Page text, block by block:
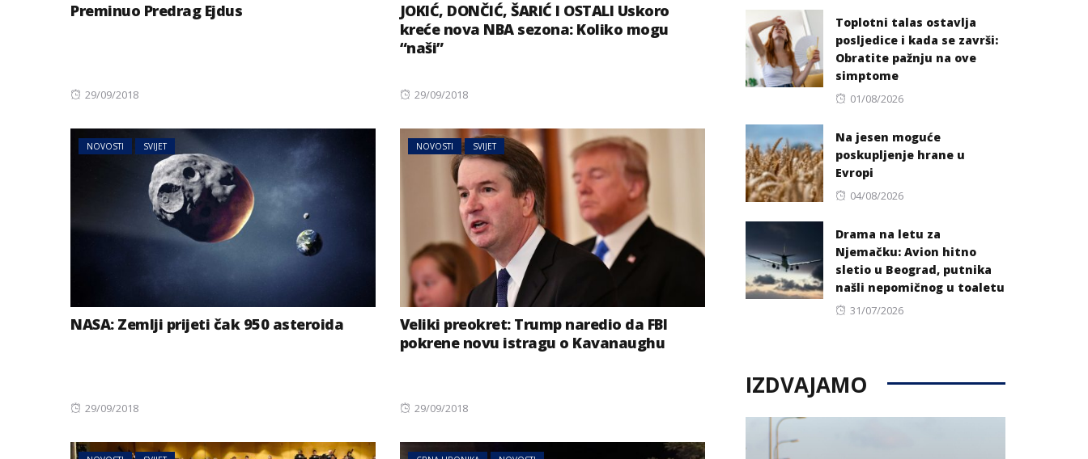
Preminuo Predrag Ejdus
Posted
29/09/2018
JOKIĆ, DONČIĆ, ŠARIĆ I OSTALI Uskoro
kreće nova NBA sezona: Koliko mogu
“naši”
Posted
29/09/2018
NOVOSTI SVIJET
NASA: Zemlji prijeti čak 950 asteroida
Posted
29/09/2018
NOVOSTI SVIJET
Veliki preokret: Trump naredio da FBI
pokrene novu istragu o Kavanaughu
Posted
29/09/2018
Toplotni talas ostavlja
posljedice i kada se završi:
Obratite pažnju na ove
simptome
Posted
01/08/2026
Na jesen moguće
poskupljenje hrane u
Evropi
Posted
04/08/2026
Drama na letu za
Njemačku: Avion hitno
sletio u Beograd, putnika
našli nepomičnog u toaletu
Posted
31/07/2026
IZDVAJAMO